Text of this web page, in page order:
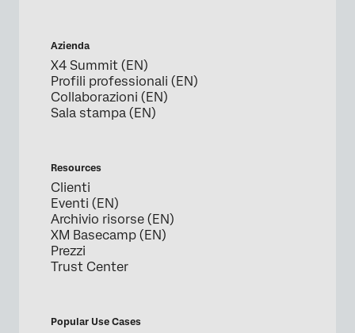
Azienda
X4 Summit (EN)
Profili professionali (EN)
Collaborazioni (EN)
Sala stampa (EN)
Resources
Clienti
Eventi (EN)
Archivio risorse (EN)
XM Basecamp (EN)
Prezzi
Trust Center
Popular Use Cases